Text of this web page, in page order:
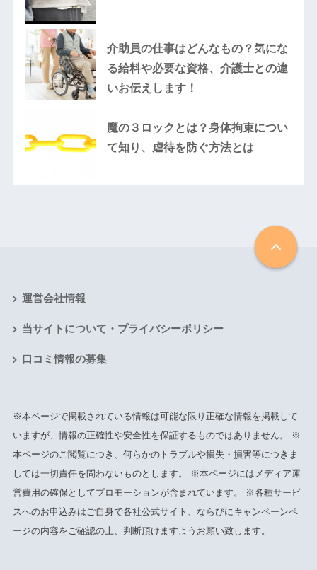
介助員の仕事はどんなもの？気にな
る給料や必要な資格、介護士との違
いお伝えします！
魔の３ロックとは？身体拘束につい
て知り、虐待を防ぐ方法とは
運営会社情報
当サイトについて・プライバシーポリシー
口コミ情報の募集
※本ページで掲載されている情報は可能な限り正確な情報を掲載して
いますが、情報の正確性や安全性を保証するものではありません。 ※
本ページのご閲覧につき、何らかのトラブルや損失・損害等につきま
しては一切責任を問わないものとします。 ※本ページにはメディア運
営費用の確保としてプロモーションが含まれています。 ※各種サービ
スへのお申込みはご自身で各社公式サイト、ならびにキャンペーンペ
ージの内容をご確認の上、判断頂けますようお願い致します。